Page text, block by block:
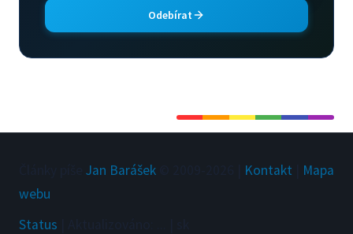
Odebírat
Jan Barášek Kontakt
Mapa
webu
Status